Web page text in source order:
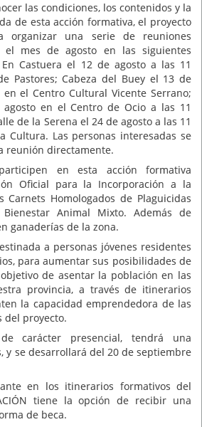
las condiciones, los contenidos y la
de esta acción formativa, el proyecto
organizar una serie de reuniones
el mes de agosto en las siguientes
Castuera el 12 de agosto a las 11
Pastores; Cabeza del Buey el 13 de
el Centro Cultural Vicente Serrano;
en el Centro de Ocio a las 11
de la Serena el 24 de agosto a las 11
Cultura. Las personas interesadas se
reunión directamente.
en esta acción formativa
Oficial para la Incorporación a la
Carnets Homologados de Plaguicidas
Animal Mixto. Además de
ganaderías de la zona.
a personas jóvenes residentes
para aumentar sus posibilidades de
de asentar la población en las
provincia, a través de itinerarios
la capacidad emprendedora de las
del proyecto.
carácter presencial, tendrá una
y se desarrollará del 20 de septiembre
en los itinerarios formativos del
tiene la opción de recibir una
de beca.